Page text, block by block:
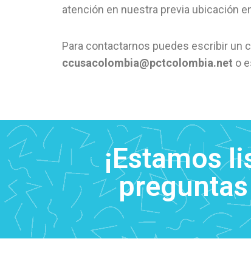
atención en nuestra previa ubicación
Para contactarnos puedes escribir un
ccusacolombia@pctcolombia.net o
¡Estamos